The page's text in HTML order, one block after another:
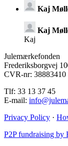
Kaj
Kaj
Kaj
Julemærkefonden
Frederiksborgvej
CVR-nr: 38883410
Tlf: 33 13 37 45
E-mail:
Privacy Policy ·
P2P fundraising by